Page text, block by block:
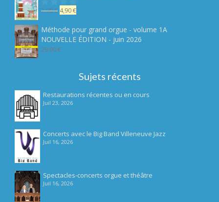
Notesur
5
7,90€ Le
initial
était :
7,90 €.
4,90€Le
actuel
est :
Méthode pour grand orgue - volume 1A
NOUVELLE ÉDITION - juin 2026
29,90€
Sujets récents
Restaurations récentes ou en cours
Juil 23, 2026
Concerts avec le Big Band Villeneuve Jazz
Juil 16, 2026
Spectacles-concerts orgue et théâtre
Juil 16, 2026